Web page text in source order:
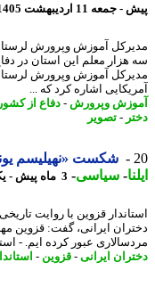
11 اردیبهشت 1405، 18:10
آموزش وپرورش لرستان از
معلم این استان در دفاع
آموزش وپرورش لرستان،
اشاره کرد که ...
وپرورش-دفاع از کشور-
-تصویر
شکست «نهیلیسم
-سیاسی-3 ماه پیش - یکشنبه 6 اردیبهشت 1405، 20:32
قزوین با روایت تاریخی
ایرانی، گفت: قزوین مهد
عبور کرده ایم. -
ایرانی- قزوین -استاندار